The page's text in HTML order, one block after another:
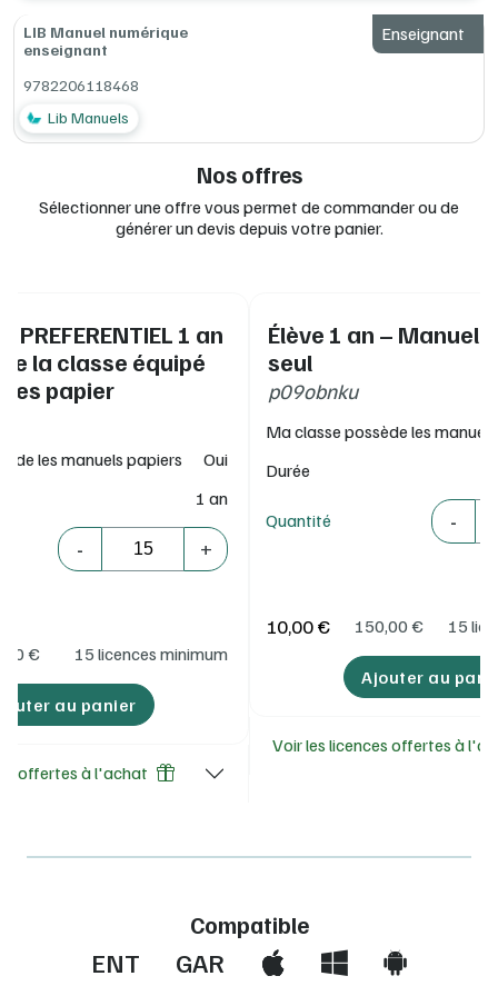
des ressources complémentaires offertes dans votre
manuel numérique enseignant : devoirs sur table et leurs
corrigés, corrigés des sujets d'examen, corrigés des
pages « Je révise ».
Enseignant
LIB Manuel numérique
enseignant
9782206118468
Lib Manuels
Nos offres
Sélectionner une offre vous permet de commander ou de
générer un devis depuis votre panier.
PREFERENTIEL 1 an
la classe équipé
papier
les manuels papiers
Oui
1 an
-
Quantité
+
€ 15 licences minimum
au panier
offertes à l'achat
Élève 1 an – Manuel
seul
p09obnku
Ma classe possède les
Durée
Quantité -
Quantité
10,00 € 150,00 € 15
Ajouter au
Voir les licences offertes à
Compatible
ENT GAR